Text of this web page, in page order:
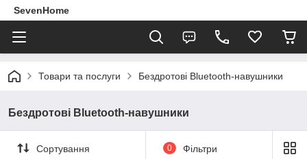
SevenHome
Товари та послуги Бездротові Bluetooth-навушники
Бездротові Bluetooth-навушники
Сортування 0 Фільтри